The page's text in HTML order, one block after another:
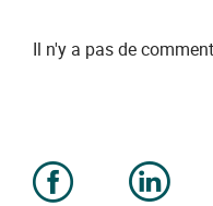
Il n'y a pas de